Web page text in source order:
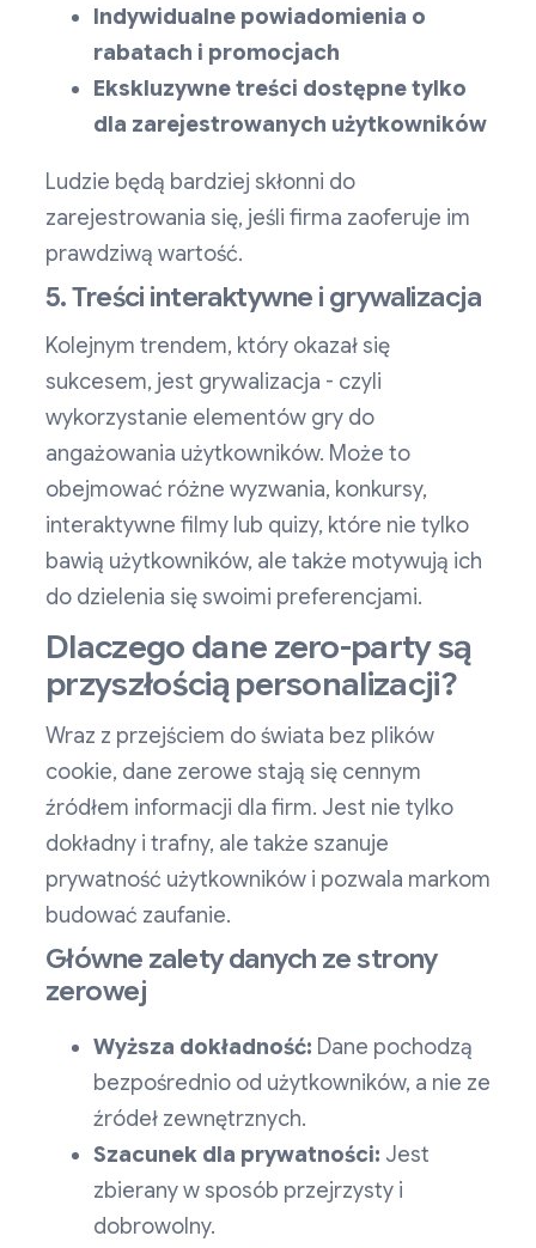
Indywidualne powiadomienia o
rabatach i promocjach
Ekskluzywne treści dostępne tylko
dla zarejestrowanych użytkowników
Ludzie będą bardziej skłonni do
zarejestrowania się, jeśli firma zaoferuje im
prawdziwą wartość.
5. Treści interaktywne i grywalizacja
Kolejnym trendem, który okazał się
sukcesem, jest grywalizacja - czyli
wykorzystanie elementów gry do
angażowania użytkowników. Może to
obejmować różne wyzwania, konkursy,
interaktywne filmy lub quizy, które nie tylko
bawią użytkowników, ale także motywują ich
do dzielenia się swoimi preferencjami.
Dlaczego dane zero-party są
przyszłością personalizacji?
Wraz z przejściem do świata bez plików
cookie, dane zerowe stają się cennym
źródłem informacji dla firm. Jest nie tylko
dokładny i trafny, ale także szanuje
prywatność użytkowników i pozwala markom
budować zaufanie.
Główne zalety danych ze strony
zerowej
Wyższa dokładność: Dane pochodzą
bezpośrednio od użytkowników, a nie ze
źródeł zewnętrznych.
Szacunek dla prywatności: Jest
zbierany w sposób przejrzysty i
dobrowolny.